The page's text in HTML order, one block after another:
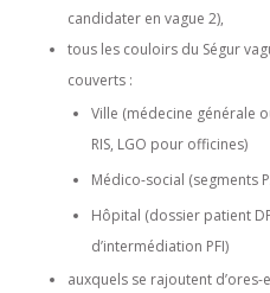
candidater en vague 2),
tous les couloirs du Ségur
couverts :
Ville (médecine générale
RIS, LGO pour officines)
Médico-social (segments
Hôpital (dossier patient
d’intermédiation PFI)
auxquels se rajoutent d’ores-